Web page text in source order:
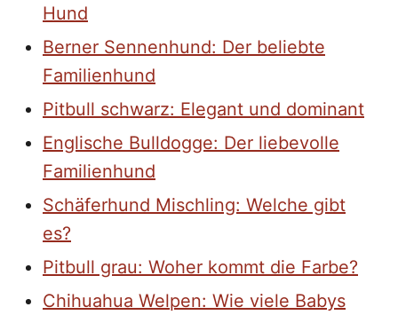
Hund
Berner Sennenhund: Der beliebte
Familienhund
Pitbull schwarz: Elegant und dominant
Englische Bulldogge: Der liebevolle
Familienhund
Schäferhund Mischling: Welche gibt
es?
Pitbull grau: Woher kommt die Farbe?
Chihuahua Welpen: Wie viele Babys